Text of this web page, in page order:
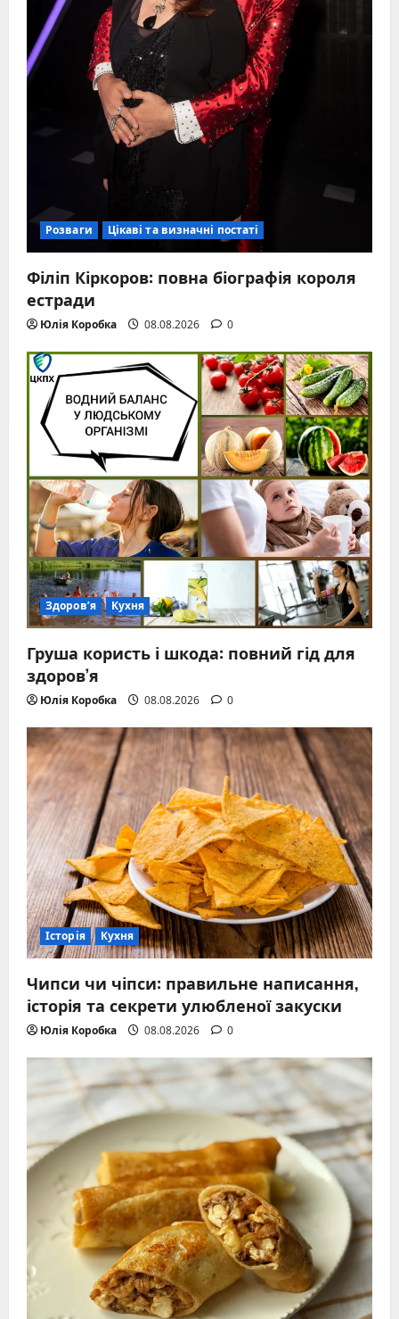
Розваги Цікаві та визначні постаті
Філіп Кіркоров: повна біографія короля
естради
Юлія Коробка 08.08.2026 0
Здоров’я Кухня
Груша користь і шкода: повний гід для
здоров’я
Юлія Коробка 08.08.2026 0
Історія Кухня
Чипси чи чіпси: правильне написання,
історія та секрети улюбленої закуски
Юлія Коробка 08.08.2026 0